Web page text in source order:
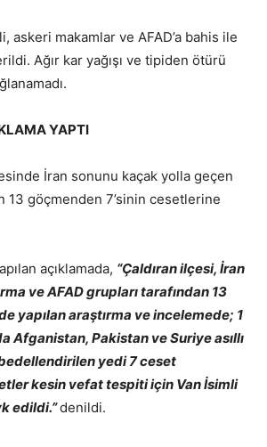
askeri makamlar ve AFAD’a bahis ile
Ağır kar yağışı ve tipiden ötürü
YAPTI
İran sonunu kaçak yolla geçen
13 göçmenden 7’sinin cesetlerine
açıklamada, “Çaldıran ilçesi, İran
ve AFAD grupları tarafından 13
yapılan araştırma ve incelemede; 1
Afganistan, Pakistan ve Suriye asıllı
yedi 7 ceset
kesin vefat tespiti için Van İsimli
edildi.”denildi.